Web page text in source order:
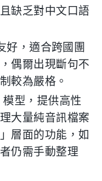
缺乏對中文口語
好，適合跨國團
偶爾出現斷句不
較為嚴格。
模型，提供高性
大量純音訊檔案
層面的功能，如
仍需手動整理